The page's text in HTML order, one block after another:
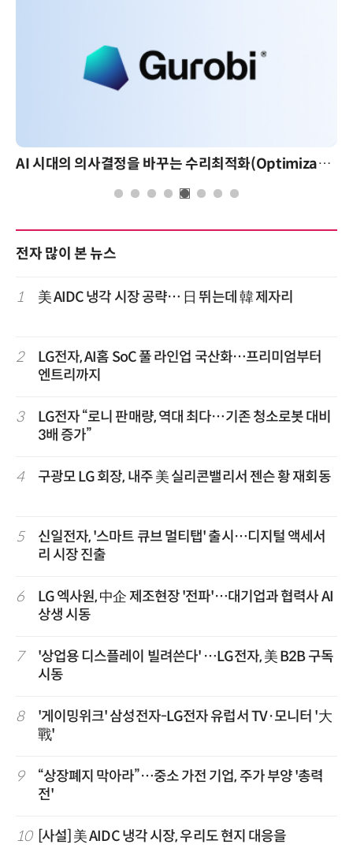
AI 시대의 의사결정을 바꾸는 수리최적화(Optimization): 실제 산업 적용 사례와 활용 전략
전자 많이 본 뉴스
1 美 AIDC 냉각 시장 공략… 日 뛰는데 韓 제자리
2
LG전자, AI홈 SoC 풀 라인업 국산화…프리미엄부터
엔트리까지
3
LG전자 “로니 판매량, 역대 최다…기존 청소로봇 대비
3배 증가”
4 구광모 LG 회장, 내주 美 실리콘밸리서 젠슨 황 재회동
5
신일전자, '스마트 큐브 멀티탭' 출시…디지털 액세서
리 시장 진출
6
LG 엑사원, 中企 제조현장 '전파'…대기업과 협력사 AI
상생 시동
7
'상업용 디스플레이 빌려쓴다' …LG전자, 美 B2B 구독
시동
8
'게이밍위크' 삼성전자-LG전자 유럽서 TV·모니터 '大
戰'
9
“상장폐지 막아라”…중소 가전 기업, 주가 부양 '총력
전'
10 [사설] 美 AIDC 냉각 시장, 우리도 현지 대응을